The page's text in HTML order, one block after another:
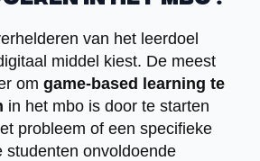
van het leerdoel
middel kiest. De meest
om game-based learning te
in het mbo is door te starten
probleem of een specifieke
studenten onvoldoende